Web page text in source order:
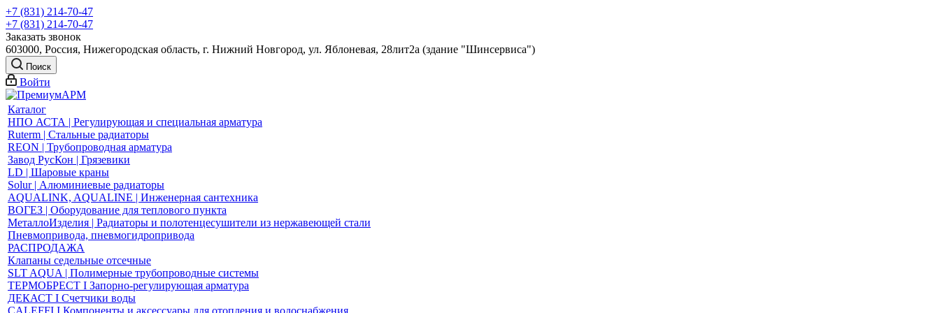
+7 (831) 214-70-47
+7 (831) 214-70-47
Заказать звонок
603000, Россия, Нижегородская область, г. Нижний Новгород, ул. Яблоневая, 28лит2а (здание "Шинсервиса")
Поиск
Войти
Каталог
НПО АСТА | Регулирующая и специальная арматура
Ruterm | Стальные радиаторы
REON | Трубопроводная арматура
Завод РусКон | Грязевики
LD | Шаровые краны
Solur | Алюминиевые радиаторы
AQUALINK, AQUALINE | Инженерная сантехника
ВОГЕЗ | Оборудование для теплового пункта
МеталлоИзделия | Радиаторы и полотенцесушители из нержавеющей стали
Пневмопривода, пневмогидропривода
РАСПРОДАЖА
Клапаны седельные отсечные
SLT AQUA | Полимерные трубопроводные системы
ТЕРМОБРЕСТ І Запорно-регулирующая арматура
ДЕКАСТ І Счетчики воды
CALEFFI І Компоненты и аксессуары для отопления и водоснабжения